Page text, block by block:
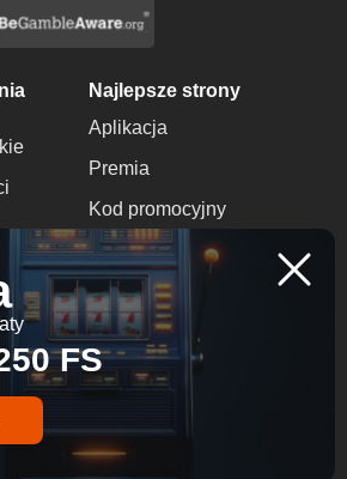
FS
Najlepsze strony
Aplikacja
Premia
Kod promocyjny
Brak Bonusu
Depozytowego